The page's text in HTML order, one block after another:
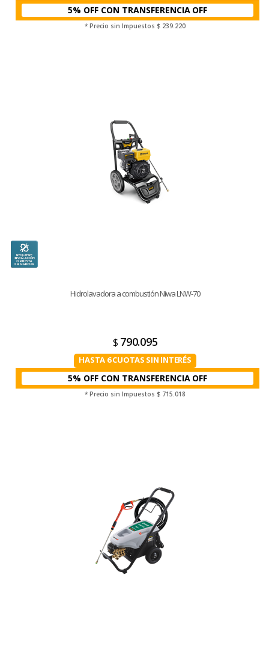
5% OFF CON TRANSFERENCIA
* Precio sin Impuestos $ 239.220
Hidrolavadora a combustión Niwa LNW-70
$ 790.095
HASTA 6 CUOTAS SIN INTERÉS
5% OFF CON TRANSFERENCIA
* Precio sin Impuestos $ 715.018